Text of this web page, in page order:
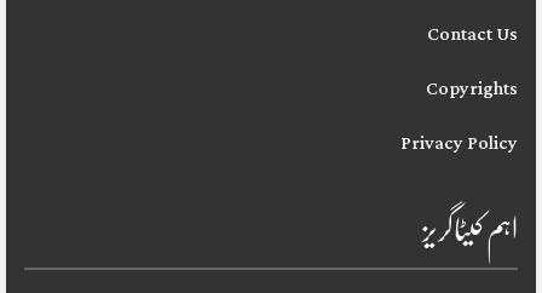
Contact Us
Copyrights
Privacy Policy
اہم کیٹاگریز